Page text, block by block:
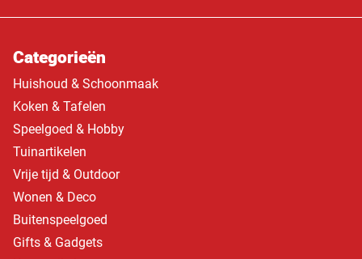
Categorieën
Huishoud & Schoonmaak
Koken & Tafelen
Speelgoed & Hobby
Tuinartikelen
Vrije tijd & Outdoor
Wonen & Deco
Buitenspeelgoed
Gifts & Gadgets